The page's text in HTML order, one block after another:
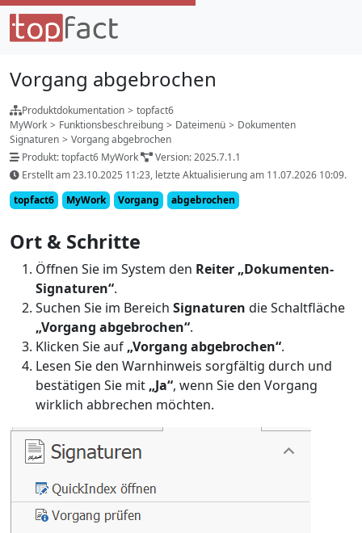
Vorgang abgebrochen
Produktdokumentation > topfact6
MyWork > Funktionsbeschreibung > Dateimenü > Dokumenten
Signaturen > Vorgang abgebrochen
Produkt: topfact6 MyWork
Version: 2025.7.1.1
Erstellt am 23.10.2025 11:23, letzte Aktualisierung am 11.07.2026 10:09.
topfact6
MyWork Vorgang abgebrochen
Ort & Schritte
Öffnen Sie im System den Reiter „Dokumenten-
Signaturen“.
Suchen Sie im Bereich Signaturen die Schaltfläche
„Vorgang abgebrochen“.
Klicken Sie auf „Vorgang abgebrochen“.
Lesen Sie den Warnhinweis sorgfältig durch und
bestätigen Sie mit „Ja“, wenn Sie den Vorgang
wirklich abbrechen möchten.